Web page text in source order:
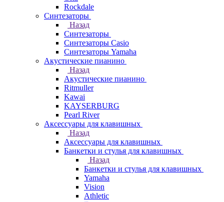
Rockdale
Синтезаторы
Назад
Синтезаторы
Синтезаторы Casio
Синтезаторы Yamaha
Акустические пианино
Назад
Акустические пианино
Ritmuller
Kawai
KAYSERBURG
Pearl River
Аксессуары для клавишных
Назад
Аксессуары для клавишных
Банкетки и стулья для клавишных
Назад
Банкетки и стулья для клавишных
Yamaha
Vision
Athletic